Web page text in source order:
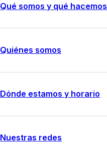
Qué somos y qué hacemos
Quiénes somos
Dónde estamos y horario
Nuestras redes